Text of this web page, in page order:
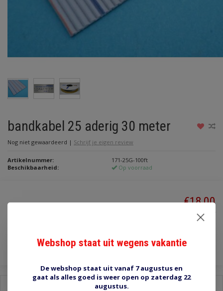
bandkabel 25 aderig 30 meter
Nog niet gewaardeerd | Schrijf je eigen review
Artikelnummer:
171-25G-100ft
Beschikbaarheid:
Op voorraad
€18,00
Incl. btw
Webshop staat uit wegens vakantie
De webshop staat uit vanaf 7 augustus en
gaat als alles goed is weer open op zaterdag 22
augustus.